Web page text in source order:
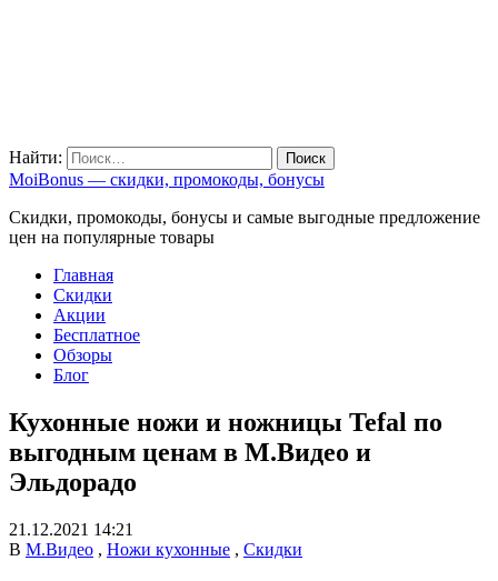
Найти:
MoiBonus — скидки, промокоды, бонусы
Скидки, промокоды, бонусы и самые выгодные предложение
цен на популярные товары
Главная
Скидки
Акции
Бесплатное
Обзоры
Блог
Кухонные ножи и ножницы Tefal по
выгодным ценам в М.Видео и
Эльдорадо
21.12.2021 14:21
В М.Видео , Ножи кухонные , Скидки